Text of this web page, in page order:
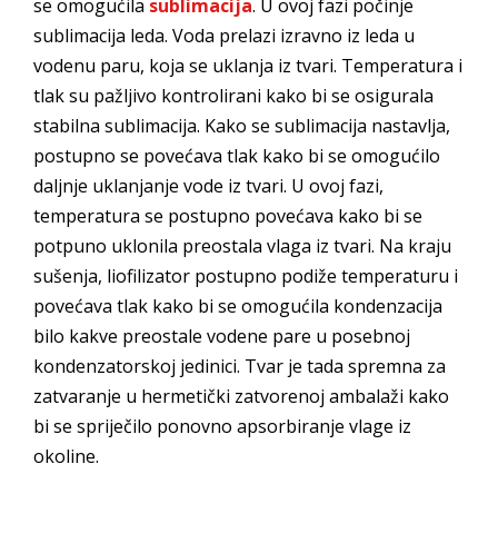
se omogućila sublimacija. U ovoj fazi počinje
sublimacija leda. Voda prelazi izravno iz leda u
vodenu paru, koja se uklanja iz tvari. Temperatura i
tlak su pažljivo kontrolirani kako bi se osigurala
stabilna sublimacija. Kako se sublimacija nastavlja,
postupno se povećava tlak kako bi se omogućilo
daljnje uklanjanje vode iz tvari. U ovoj fazi,
temperatura se postupno povećava kako bi se
potpuno uklonila preostala vlaga iz tvari. Na kraju
sušenja, liofilizator postupno podiže temperaturu i
povećava tlak kako bi se omogućila kondenzacija
bilo kakve preostale vodene pare u posebnoj
kondenzatorskoj jedinici. Tvar je tada spremna za
zatvaranje u hermetički zatvorenoj ambalaži kako
bi se spriječilo ponovno apsorbiranje vlage iz
okoline.